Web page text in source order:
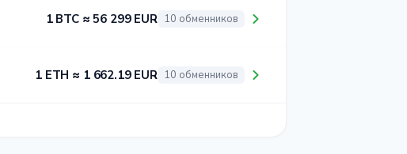
1 BTC ≈ 56 299 EUR 10 обменников
1 ETH ≈ 1 662.19 EUR 10 обменников